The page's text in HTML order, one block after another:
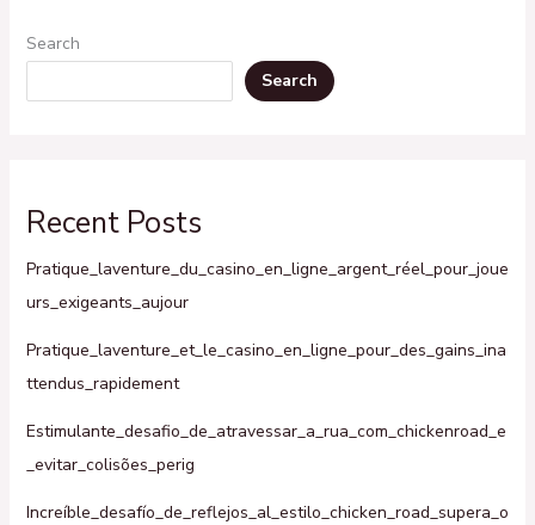
Search
Search
Recent Posts
Pratique_laventure_du_casino_en_ligne_argent_réel_pour_joue
urs_exigeants_aujour
Pratique_laventure_et_le_casino_en_ligne_pour_des_gains_ina
ttendus_rapidement
Estimulante_desafio_de_atravessar_a_rua_com_chickenroad_e
_evitar_colisões_perig
Increíble_desafío_de_reflejos_al_estilo_chicken_road_supera_o